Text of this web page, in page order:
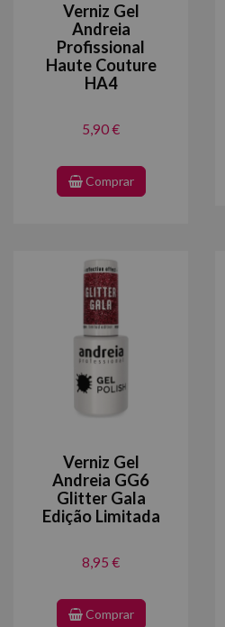
Verniz Gel
Andreia
Profissional
Haute Couture
HA4
5,90 €
Comprar
Verniz Gel
Andreia GG6
Glitter Gala
Edição Limitada
8,95 €
Comprar